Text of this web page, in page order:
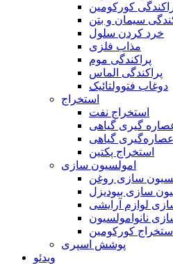
کورکومین
سیمان و بتن
خرد کردن سلول
مذاب فلزی
پراکندگی موم
پراکندگی الماس
دوغاب فتوولتائیک
استخراج
استخراج نفت
گیری گیاهی
عصاره‌گیری گیاهی
استخراج پکتین
امولسیون سازی
سازی روغن
سازی بیودیزل
لوازم آرایشی
نانوامولسیون
استخراج کورکومین
پوشش اسپری
ویدئو